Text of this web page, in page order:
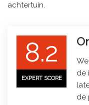
achtertuin.
8.2
EXPERT SCORE
de
de